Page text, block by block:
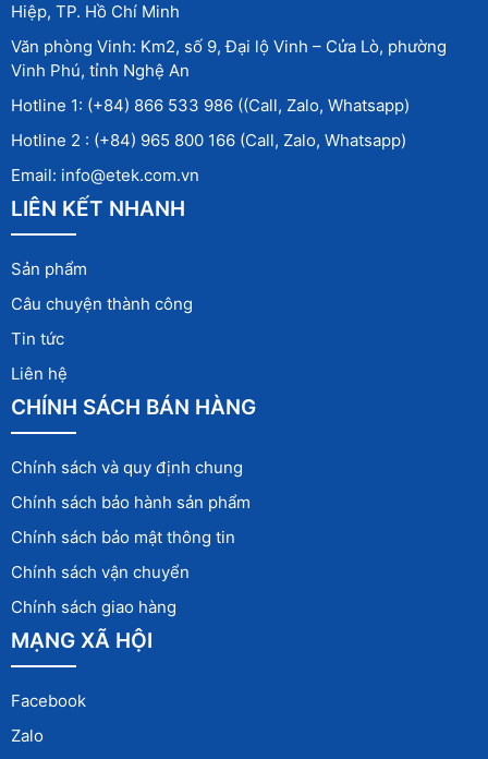
Hiệp, TP. Hồ Chí Minh
Văn phòng Vinh: Km2, số 9, Đại lộ Vinh – Cửa Lò, phường
Vinh Phú, tỉnh Nghệ An
Hotline 1: (+84) 866 533 986 ((Call, Zalo, Whatsapp)
Hotline 2 : (+84) 965 800 166 (Call, Zalo, Whatsapp)
Email: info@etek.com.vn
LIÊN KẾT NHANH
Sản phẩm
Câu chuyện thành công
Tin tức
Liên hệ
CHÍNH SÁCH BÁN HÀNG
Chính sách và quy định chung
Chính sách bảo hành sản phẩm
Chính sách bảo mật thông tin
Chính sách vận chuyển
Chính sách giao hàng
MẠNG XÃ HỘI
Facebook
Zalo